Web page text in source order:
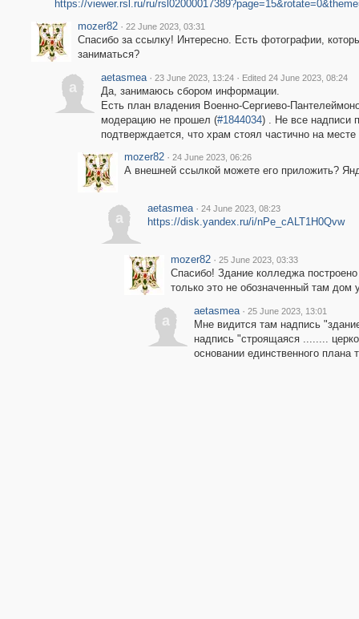
https://viewer.rsl.ru/ru/
mozer82 · 22 June 2023, 03:31
Спасибо за ссылку! Интересно. Есть фотографии,
заниматься?
a
aetasmea · 23 June 2023, 13:24 · Edited 24 June 2023, 08:24
Да, занимаюсь сбором информации.
Есть план владения Военно-Сергиево-
модерацию не прошел (#1844034) . Не все надписи
подтверждается, что храм стоял частично на
mozer82 · 24 June 2023, 06:26
А внешней ссылкой можете его приложить?
a
aetasmea · 24 June 2023, 08:23
https://disk.yandex.ru/i/nPe_cALT1H0Qvw
mozer82 · 25 June 2023, 03:33
Спасибо! Здание колледжа
только это не обозначенный там дом
a
aetasmea · 25 June 2023, 13:01
Мне видится там надпись
надпись "строящаяся ........
основании единственного